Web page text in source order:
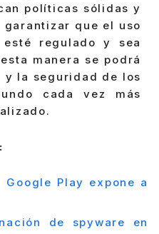
políticas sólidas y
que el uso
regulado y sea
manera se podrá
la seguridad de los
cada vez más
Play expone a
de spyware en